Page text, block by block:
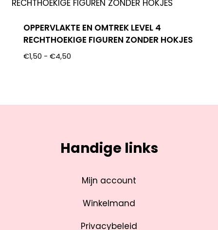
OPPERVLAKTE EN OMTREK LEVEL 4
RECHTHOEKIGE FIGUREN ZONDER HOKJES
€1,50 - €4,50
Handige links
Mijn account
Winkelmand
Privacybeleid